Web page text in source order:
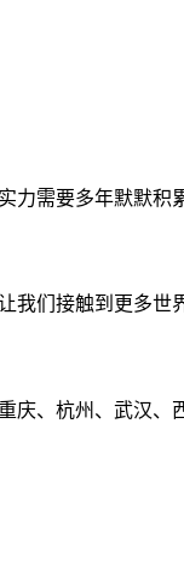
力需要多年默默积
我们接触到更多世
庆、杭州、武汉